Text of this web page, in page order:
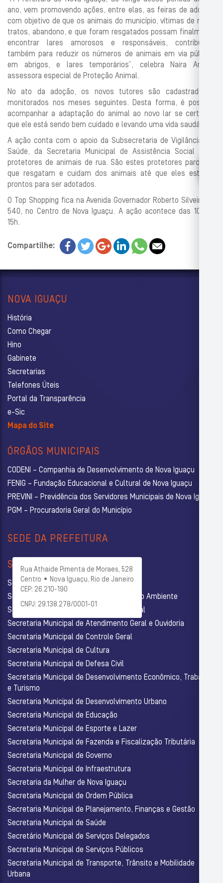
ano, vem promovendo ações, entre elas, as feiras de adoção,
com objetivo de que os animais do município, vítimas de maus
tratos, abandono, e que foram resgatados possam finalmente
encontrar lares amorosos e responsáveis, contribuindo
também para reduzir os números de animais em via pública,
em abrigos, e lares temporários”, celebra Naira Araujo,
assessora especial de Proteção Animal.
No ato da adoção, os novos tutores são cadastrados e
monitorados nos meses seguintes. Desta forma, é possível
acompanhar a adaptação do animal ao novo lar se certificar
que ele está sendo bem cuidado e levando uma vida saudável.
A ação conta com o apoio da Subsecretaria de Vigilância em
Saúde, da Secretaria Municipal de Assistência Social e de
protetores de animais de rua. São estes protetores parceiros
que resgatam e cuidam dos animais até que eles estejam
prontos para ser adotados.
O Top Shopping fica na Avenida Governador Roberto Silveira, nº
540, no Centro de Nova Iguaçu. A ação acontece das 10h às
15h.
Compartilhe:
NOVA IGUAÇU
História
Como Chegar
Hino
Gabinete
Secretarias
Telefones Úteis
Portal da Transparência
e-Sic
Mapa do Site
ÓRGÃOS MUNICIPAIS
CODENI – Companhia de Desenvolvimento de Nova Iguaçu
FENIG – Fundação Educacional e Cultural de Nova Iguaçu
PREVINI – Previdência dos Servidores Municipais de Nova Iguaçu
PGM – Procuradoria Geral do Município
SEDE DA PREFEITURA
Rua Athaide Pimenta de Moraes, 528
Centro • Nova Iguaçu, Rio de Janeiro
CEP: 26.210-190
CNPJ: 29.138.278/0001-01
SECRETARIAS
Secretaria Municipal de Administração
Secretaria Municipal de Agricultura e Meio Ambiente
Secretaria Municipal de Assistência Social
Secretaria Municipal de Atendimento Geral e Ouvidoria
Secretaria Municipal de Controle Geral
Secretaria Municipal de Cultura
Secretaria Municipal de Defesa Civil
Secretaria Municipal de Desenvolvimento Econômico, Trabalho
e Turismo
Secretaria Municipal de Desenvolvimento Urbano
Secretaria Municipal de Educação
Secretaria Municipal de Esporte e Lazer
Secretaria Municipal de Fazenda e Fiscalização Tributária
Secretaria Municipal de Governo
Secretaria Municipal de Infraestrutura
Secretaria da Mulher de Nova Iguaçu
Secretaria Municipal de Ordem Pública
Secretaria Municipal de Planejamento, Finanças e Gestão
Secretaria Municipal de Saúde
Secretário Municipal de Serviços Delegados
Secretaria Municipal de Serviços Públicos
Secretaria Municipal de Transporte, Trânsito e Mobilidade
Urbana